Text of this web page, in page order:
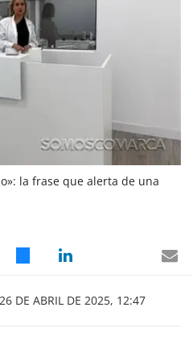
la frase que alerta de una
26 DE ABRIL DE 2025, 12:47